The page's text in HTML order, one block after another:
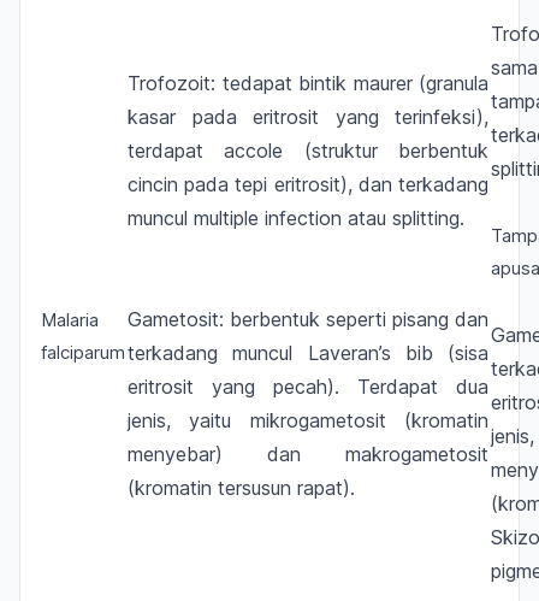
Malaria
falciparum
Trofozoit: tedapat bintik maurer (granula
kasar pada eritrosit yang terinfeksi),
terdapat accole (struktur berbentuk
cincin pada tepi eritrosit), dan terkadang
muncul multiple infection atau splitting.
Gametosit: berbentuk seperti pisang dan
terkadang muncul Laveran’s bib (sisa
eritrosit yang pecah). Terdapat dua
jenis, yaitu mikrogametosit (kromatin
menyebar) dan makrogametosit
(kromatin tersusun rapat).